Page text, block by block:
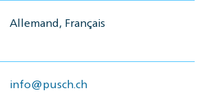
Allemand, Français
info@pusch.ch